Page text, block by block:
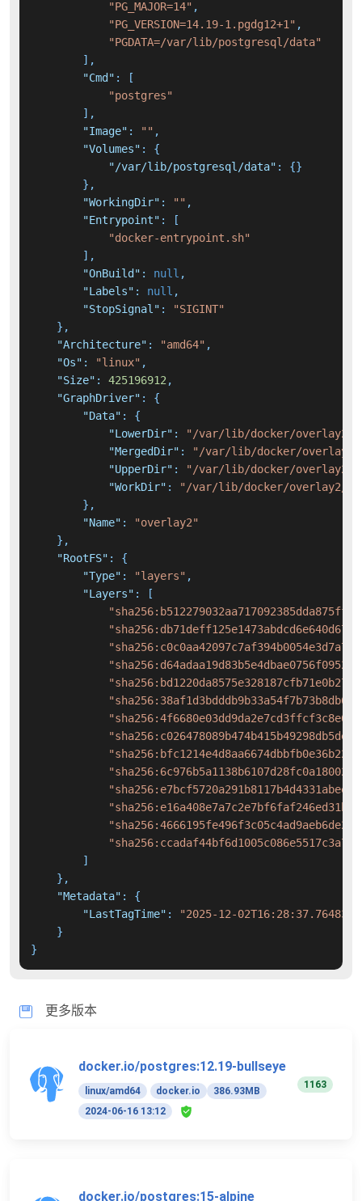
"PG_MAJOR=14" ,
"PG_VERSION=14.19-1.pgdg12+1" ,
"PGDATA=/var/lib/postgresql/data"
] ,
"Cmd" :
[
"postgres"
] ,
"Image" : "" ,
"Volumes" :
{
"/var/lib/postgresql/data" : {}
} ,
"WorkingDir" : "" ,
"Entrypoint" :
[
"docker-entrypoint.sh"
] ,
"OnBuild" : null ,
"Labels" : null ,
"StopSignal" :
"SIGINT"
} ,
"Architecture" : "amd64" ,
"Os" : "linux" ,
"Size" : 425196912,
"GraphDriver" :
{
"Data" :
{
"LowerDir" :
"/var/lib/docker/overlay2/
"MergedDir" :
"/var/lib/docker/overlay2/
"UpperDir" :
"/var/lib/docker/overlay2/
"WorkDir" :
"/var/lib/docker/overlay2/
} ,
"Name" :
"overlay2"
} ,
"RootFS" :
{
"Type" : "layers" ,
"Layers" :
[
]
} ,
"Metadata" :
{
"LastTagTime" :
"2025-12-
}
}
更多版本
docker.io/postgres:12.19-bullseye
linux/amd64 docker.io
386.93MB
2024-06-16 13:12
1163
docker.io/postgres:15-alpine